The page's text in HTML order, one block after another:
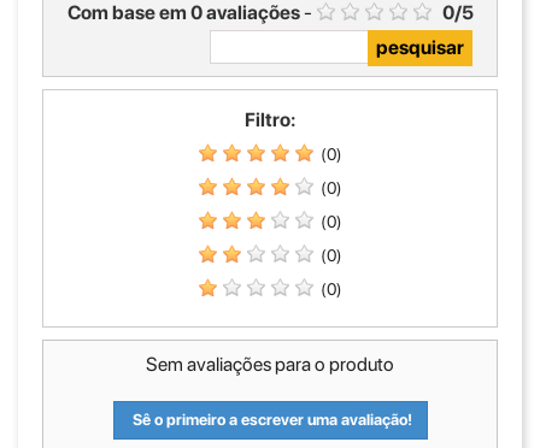
Com base em 0avaliações- 0/5
Filtro:
(0)
(0)
(0)
(0)
(0)
Sem avaliações para o produto
Sê o primeiro a escrever uma avaliação!